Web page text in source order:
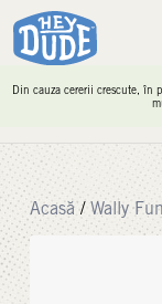
Din cauza cererii crescute, în
Acasă / Wally